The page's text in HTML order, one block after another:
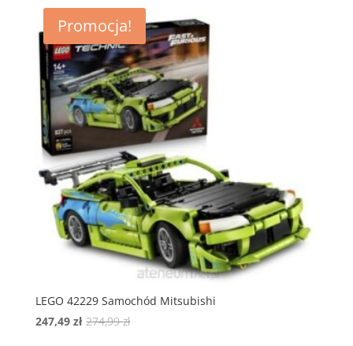
Promocja!
LEGO 42229 Samochód Mitsubishi
274,99złPierwotna
247,49 zł
Aktualna